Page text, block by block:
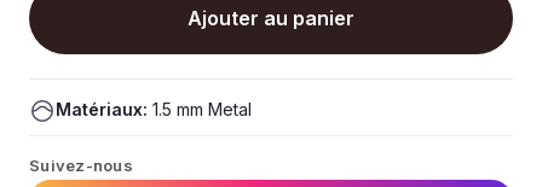
Ajouter au panier
Matériaux: 1.5 mm Metal
Suivez-nous